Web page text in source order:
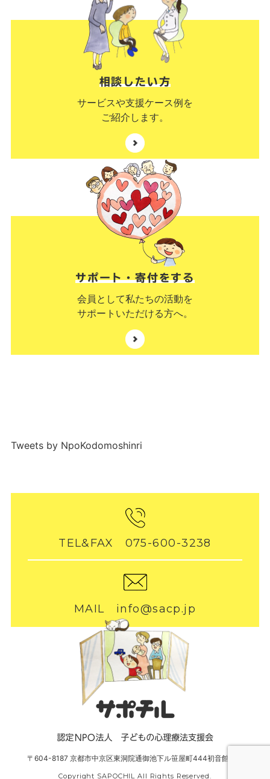
相談したい方
サービスや支援ケース例を
ご紹介します。
サポート・寄付をする
会員として私たちの活動を
サポートいただける方へ。
Tweets by NpoKodomoshinri
TEL&FAX 075-600-3238
MAIL info@sacp.jp
〒604-8187 京都市中京区東洞院通御池下ル笹屋町444初音館302
Copyright SAPOCHIL All Rights Reserved.